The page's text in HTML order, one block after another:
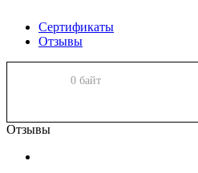
Сертификаты
Отзывы
0 байт
Отзывы